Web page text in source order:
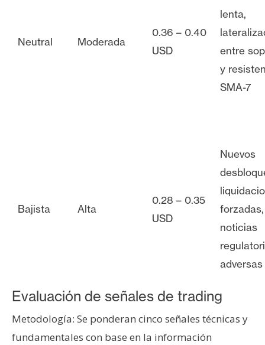
Neutral Moderada
0.36 – 0.40
USD
lenta,
entre
y
SMA-7
Bajista Alta
0.28 – 0.35
USD
Nuevos
forzadas,
noticias
adversas
Evaluación de señales de trading
Metodología: Se ponderan cinco señales técnicas y
fundamentales con base en la información